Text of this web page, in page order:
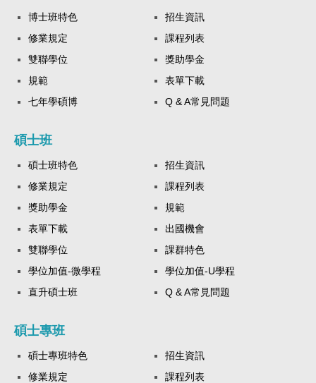
博士班特色
招生資訊
修業規定
課程列表
雙聯學位
獎助學金
規範
表單下載
七年學碩博
Q & A常見問題
碩士班
碩士班特色
招生資訊
修業規定
課程列表
獎助學金
規範
表單下載
出國機會
雙聯學位
課群特色
學位加值-微學程
學位加值-U學程
直升碩士班
Q & A常見問題
碩士專班
碩士專班特色
招生資訊
修業規定
課程列表